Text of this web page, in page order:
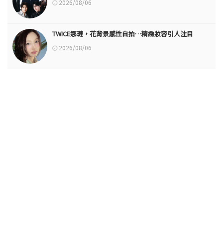
2026/08/06
TWICE娜璉，花背景感性自拍…精緻妝容引人注目
2026/08/06